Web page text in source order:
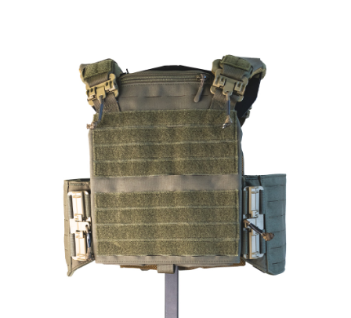
検索
オンラインショップ
English 日本語
CLOSE